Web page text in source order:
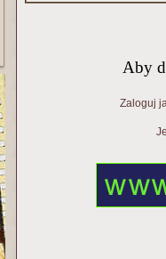
Aby
Zaloguj